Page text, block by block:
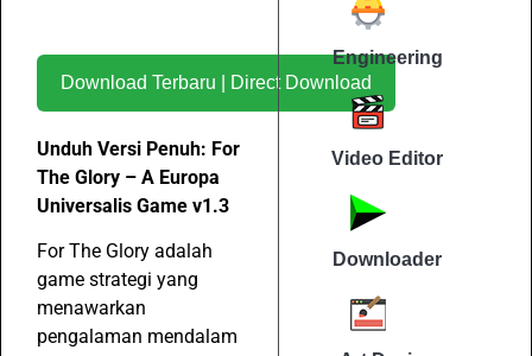
Download Terbaru | Direct Download
Unduh Versi Penuh: For
The Glory – A Europa
Universalis Game v1.3
For The Glory adalah
game strategi yang
menawarkan
pengalaman mendalam
Engineering
Video Editor
Downloader